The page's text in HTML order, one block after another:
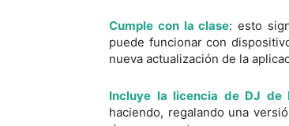
Cumple con la clase: esto
puede funcionar con
nueva actualización de la
Incluye la licencia de DJ de
haciendo, regalando una